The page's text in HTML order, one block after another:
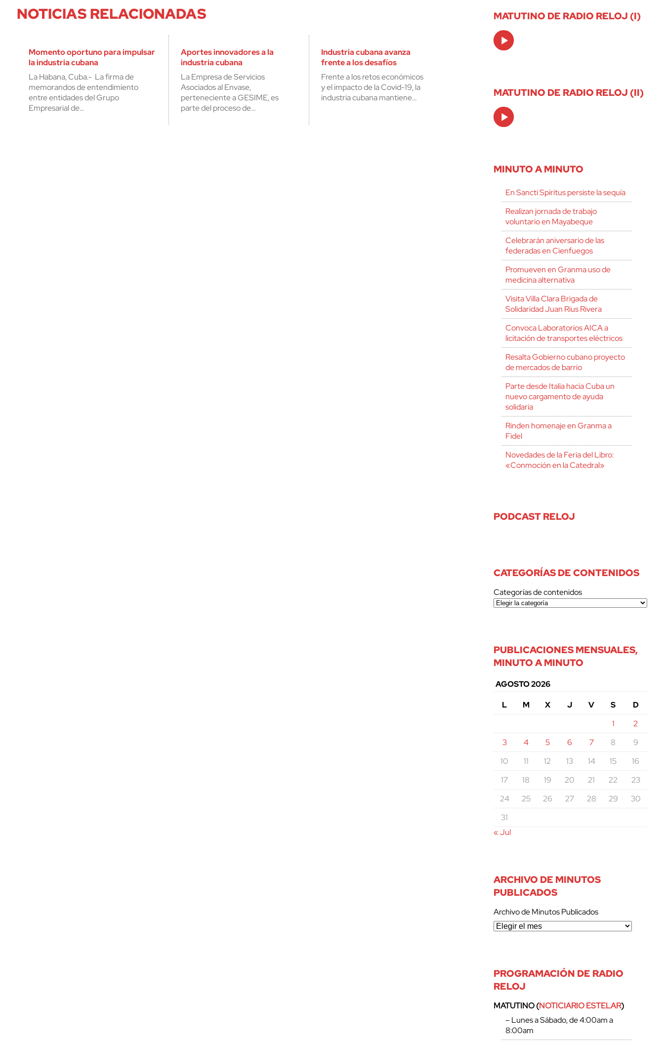
NOTICIAS RELACIONADAS
Momento oportuno para impulsar
la industria cubana
La Habana, Cuba.- La firma de
memorandos de entendimiento
entre entidades del Grupo
Empresarial de…
Aportes innovadores a la
industria cubana
La Empresa de Servicios
Asociados al Envase,
perteneciente a GESIME, es
parte del proceso de…
Industria cubana avanza
frente a los desafíos
Frente a los retos económicos
y el impacto de la Covid-19, la
industria cubana mantiene…
MATUTINO DE RADIO RELOJ (I)
Audio
Player
MATUTINO DE RADIO RELOJ (II)
Audio
Player
MINUTO A MINUTO
En Sancti Spíritus persiste la sequía
Realizan jornada de trabajo
voluntario en Mayabeque
Celebrarán aniversario de las
federadas en Cienfuegos
Promueven en Granma uso de
medicina alternativa
Visita Villa Clara Brigada de
Solidaridad Juan Rius Rivera
Convoca Laboratorios AICA a
licitación de transportes eléctricos
Resalta Gobierno cubano proyecto
de mercados de barrio
Parte desde Italia hacia Cuba un
nuevo cargamento de ayuda
solidaria
Rinden homenaje en Granma a
Fidel
Novedades de la Feria del Libro:
«Conmoción en la Catedral»
PODCAST RELOJ
CATEGORÍAS DE CONTENIDOS
Categorías de contenidos
PUBLICACIONES MENSUALES,
MINUTO A MINUTO
AGOSTO 2026
L
M X J V S
D
1
2
3
4 5 6 7 8
9
10
11 12 13 14 15
16
17
18 19 20 21 22
23
24
25 26 27 28 29
30
31
« Jul
ARCHIVO DE MINUTOS
PUBLICADOS
Archivo de Minutos Publicados
PROGRAMACIÓN DE RADIO
RELOJ
MATUTINO (NOTICIARIO ESTELAR)
– Lunes a Sábado, de 4:00am a
8:00am